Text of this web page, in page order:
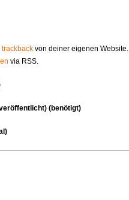
trackback von deiner eigenen Website.
via RSS.
(benötigt)